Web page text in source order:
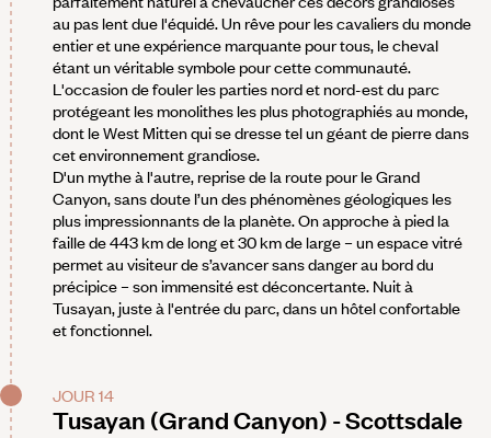
au pas lent due l'équidé. Un rêve pour les cavaliers du monde
entier et une expérience marquante pour tous, le cheval
étant un véritable symbole pour cette communauté.
L'occasion de fouler les parties nord et nord-est du parc
protégeant les monolithes les plus photographiés au monde,
dont le West Mitten qui se dresse tel un géant de pierre dans
cet environnement grandiose.
D'un mythe à l'autre, reprise de la route pour le Grand
Canyon, sans doute l’un des phénomènes géologiques les
plus impressionnants de la planète. On approche à pied la
faille de 443 km de long et 30 km de large – un espace vitré
permet au visiteur de s’avancer sans danger au bord du
précipice – son immensité est déconcertante. Nuit à
Tusayan, juste à l'entrée du parc, dans un hôtel confortable
et fonctionnel.
JOUR 14
Tusayan (Grand Canyon) - Scottsdale